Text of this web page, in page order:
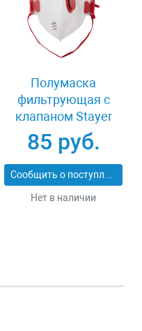
Полумаска
фильтрующая с
клапаном Stayer
MASTER 11116
85 руб.
Сообщить о поступлении
Нет в наличии